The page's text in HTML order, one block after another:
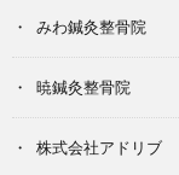
みわ鍼灸整骨院
暁鍼灸整骨院
株式会社アドリブ